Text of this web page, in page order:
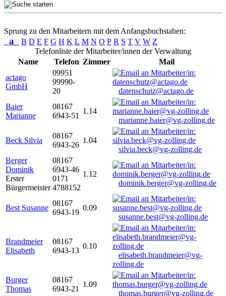
Sprung zu den Mitarbeitern mit dem Anfangsbuchstaben:
a B D E F G H K L M N O P R S T V W Z
Telefonliste der Mitarbeiter/innen der Verwaltung
Name
Telefon Zimmer
Mail
actago
GmbH
09951
99990-
20
datenschutz@actago.de
Baier
Marianne
08167
6943-51
1.14
marianne.baier@vg-zolling.de
Beck Silvia
08167
6943-26
1.04
silvia.beck@vg-zolling.de
Berger
Dominik
Erster
Bürgermeister
08167
6943-46
0171
4788152
1.12
dominik.berger@vg-zolling.de
Best Susanne
08167
6943-19
0.09
susanne.best@vg-zolling.de
Brandmeier
Elisabeth
08167
6943-13
0.10
elisabeth.brandmeier@vg-
zolling.de
Burger
Thomas
08167
6943-21
1.09
thomas.burger@vg-zolling.de